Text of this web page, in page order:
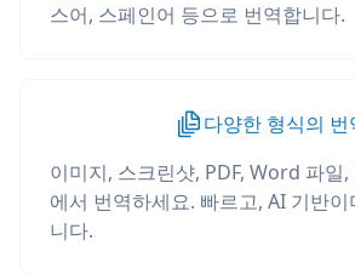
스어, 스페인어 등으로 번역합니다.
다양한 형식의 번
이미지, 스크린샷, PDF, Word 파일
에서 번역하세요. 빠르고, AI 기반
니다.